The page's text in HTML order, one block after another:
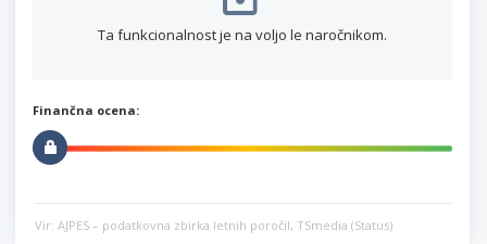
Ta funkcionalnost je na voljo le naročnikom.
Finančna ocena:
Vir: AJPES – podatkovna zbirka letnih poročil, TSmedia (Status)